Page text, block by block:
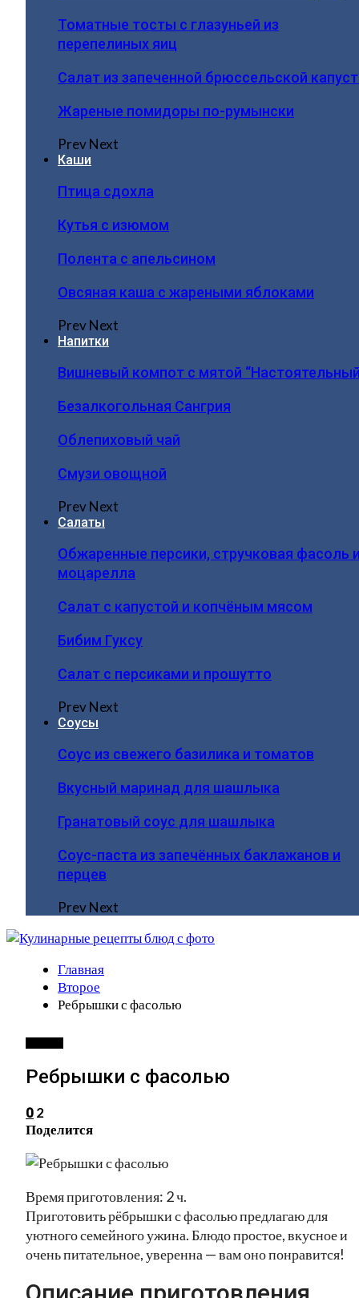
Томатные тосты с глазуньей из
перепелиных яиц
Салат из запеченной брюссельской
Жареные помидоры по-румынски
PrevNext
Каши
Птица сдохла
Кутья с изюмом
Полента с апельсином
Овсяная каша с жареными яблоками
PrevNext
Напитки
Вишневый компот с мятой
Безалкогольная Сангрия
Облепиховый чай
Смузи овощной
PrevNext
Салаты
Обжаренные персики, стручковая фасоль
моцарелла
Салат с капустой и копчёным мясом
Бибим Гуксу
Салат с персиками и прошутто
PrevNext
Соусы
Соус из свежего базилика и томатов
Вкусный маринад для шашлыка
Гранатовый соус для шашлыка
Соус-паста из запечённых баклажанов и
перцев
PrevNext
Главная
Второе
Ребрышки с фасолью
Ребрышки с фасолью
0 2
Поделится
Время приготовления: 2 ч.
Приготовить рёбрышки с фасолью предлагаю для
уютного семейного ужина. Блюдо простое, вкусное и
очень питательное, уверенна — вам оно понравится!